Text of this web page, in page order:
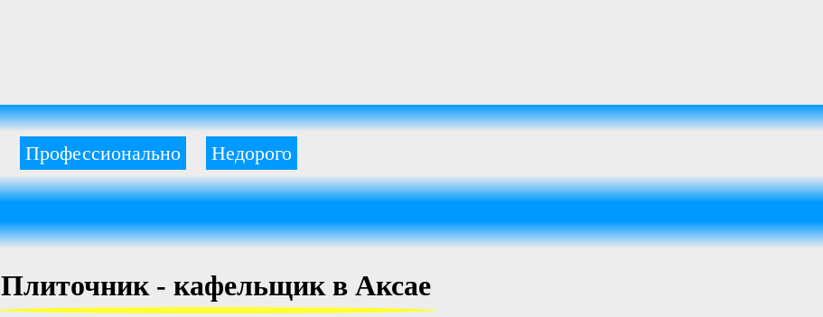
Профессионально Недорого
Плиточник - кафельщик в Аксае